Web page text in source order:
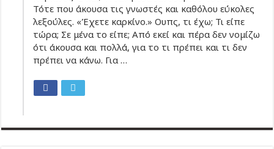
Τότε που άκουσα τις γνωστές και καθόλου εύκολες
λεξούλες. «Έχετε καρκίνο.» Ουπς, τι έχω; Τι είπε
τώρα; Σε μένα το είπε; Από εκεί και πέρα δεν νομίζω
ότι άκουσα και πολλά, για το τι πρέπει και τι δεν
πρέπει να κάνω. Για …